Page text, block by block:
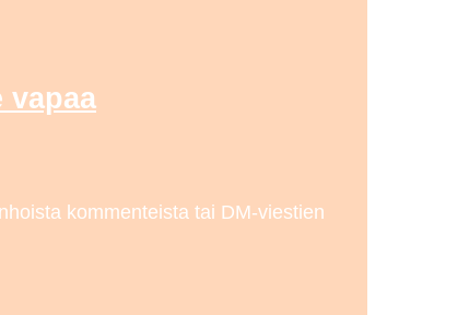
vapaa
kommenteista tai DM-viestien